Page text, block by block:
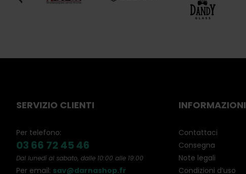
SERVIZIO CLIENTI
Per telefono:
03 66 72 45 46
Dal lunedì al sabato, dalle 10:00 alle 19:00
Per email: sav@darnashop.fr
INFORMAZIONI
Contattaci
Consegna
Note legali
Condizioni d’uso